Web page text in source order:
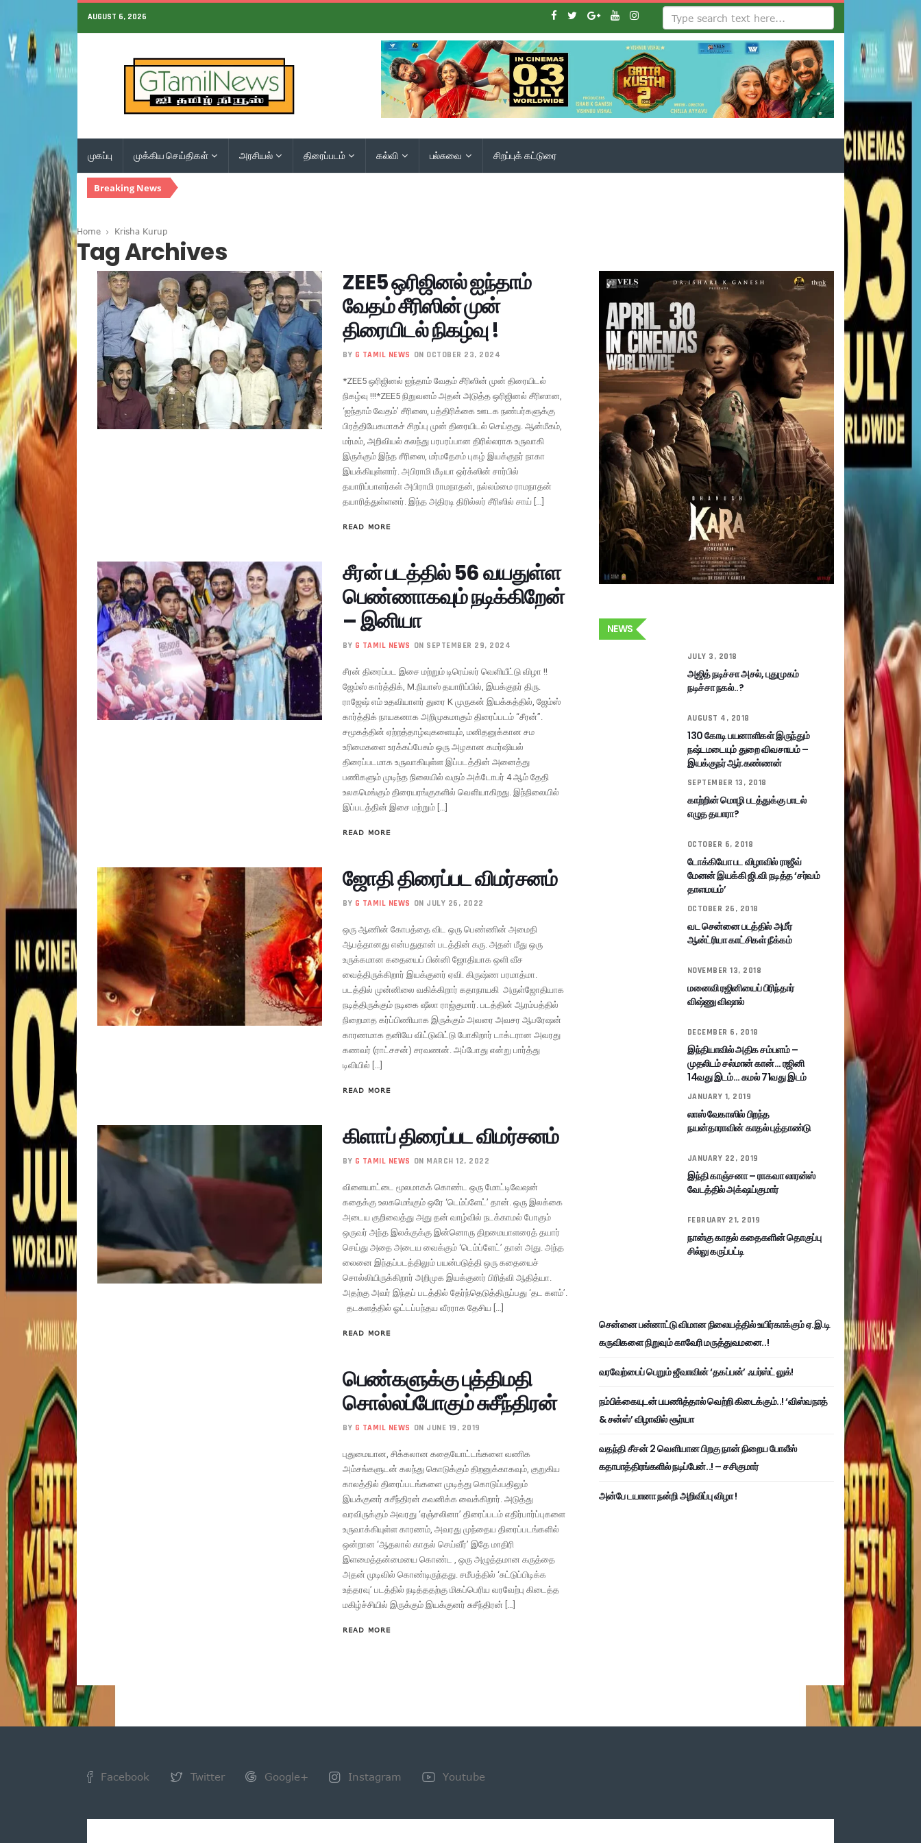
AUGUST 6, 2026
முகப்பு முக்கிய செய்திகள் அரசியல் திரைப்படம் கல்வி பல்சுவை சிறப்புக் கட்டுரை
Breaking News
Home Krisha Kurup
Tag Archives
ZEE5 ஒரிஜினல் ஐந்தாம்
வேதம் சீரிஸின் முன்
திரையிடல் நிகழ்வு !
BY G TAMIL NEWS ON OCTOBER 23, 2024
*ZEE5 ஒரிஜினல் ஐந்தாம் வேதம் சீரிஸின் முன் திரையிடல்
நிகழ்வு !!!*ZEE5 நிறுவனம் அதன் அடுத்த ஒரிஜினல் சீரிஸான,
‘ஐந்தாம் வேதம்’ சீரிஸை, பத்திரிக்கை ஊடக நண்பர்களுக்கு
பிரத்தியேகமாகச் சிறப்பு முன் திரையிடல் செய்தது. ஆன்மீகம்,
மர்மம், அறிவியல் கலந்து பரபரப்பான திரில்லராக உருவாகி
இருக்கும் இந்த சீரிஸை, மர்மதேசம் புகழ் இயக்குநர் நாகா
இயக்கியுள்ளார். அபிராமி மீடியா ஒர்க்ஸின் சார்பில்
தயாரிப்பாளர்கள் அபிராமி ராமநாதன், நல்லம்மை ராமநாதன்
தயாரித்துள்ளனர். இந்த அதிரடி திரில்லர் சீரிஸில் சாய் […]
READ MORE
சீரன் படத்தில் 56 வயதுள்ள
பெண்ணாகவும் நடிக்கிறேன்
– இனியா
BY G TAMIL NEWS ON SEPTEMBER 29, 2024
சீரன் திரைப்பட இசை மற்றும் டிரெய்லர் வெளியீட்டு விழா !!
ஜேம்ஸ் கார்த்திக், M.நியாஸ் தயாரிப்பில், இயக்குநர் திரு.
ராஜேஷ் எம் உதவியாளர் துரை K முருகன் இயக்கத்தில், ஜேம்ஸ்
கார்த்திக் நாயகனாக அறிமுகமாகும் திரைப்படம் “சீரன்”.
சமூகத்தின் ஏற்றத்தாழ்வுகளையும், மனிதனுக்கான சம
உரிமைகளை உரக்கப்பேசும் ஒரு அழகான கமர்ஷியல்
திரைப்படமாக உருவாகியுள்ள இப்படத்தின் அனைத்து
பணிகளும் முடிந்த நிலையில் வரும் அக்டோபர் 4 ஆம் தேதி
உலகமெங்கும் திரையரங்குகளில் வெளியாகிறது. இந்நிலையில்
இப்படத்தின் இசை மற்றும் […]
READ MORE
ஜோதி திரைப்பட விமர்சனம்
BY G TAMIL NEWS ON JULY 26, 2022
ஒரு ஆணின் கோபத்தை விட ஒரு பெண்ணின் அமைதி
ஆபத்தானது என்பதுதான் படத்தின் கரு. அதன் மீது ஒரு
உருக்கமான கதையைப் பின்னி ஜோதியாக ஒளி வீச
வைத்திருக்கிறார் இயக்குனர் ஏவி. கிருஷ்ண பரமாத்மா.
படத்தில் முன்னிலை வகிக்கிறார் கதாநாயகி அருள்ஜோதியாக
நடித்திருக்கும் நடிகை ஷீலா ராஜ்குமார். படத்தின் ஆரம்பத்தில்
நிறைமாத கர்ப்பிணியாக இருக்கும் அவரை அவசர ஆபரேஷன்
காரணமாக தனியே விட்டுவிட்டு போகிறார் டாக்டரான அவரது
கணவர் (ராட்சசன்) சரவணன். அப்போது என்று பார்த்து
டிவியில் […]
READ MORE
கிளாப் திரைப்பட விமர்சனம்
BY G TAMIL NEWS ON MARCH 12, 2022
விளையாட்டை மூலமாகக் கொண்ட ஒரு மோட்டிவேஷன்
கதைக்கு உலகமெங்கும் ஒரே ‘டெம்ப்ளேட்’ தான். ஒரு இலக்கை
அடைய குறிவைத்து அது தன் வாழ்வில் நடக்காமல் போகும்
ஒருவர் அந்த இலக்குக்கு இன்னொரு திறமையாளரைத் தயார்
செய்து அதை அடைய வைக்கும் ‘டெம்ப்ளேட்’ தான் அது. அந்த
லைனை இந்தப்படத்திலும் பயன்படுத்தி ஒரு கதையைச்
சொல்லியிருக்கிறார் அறிமுக இயக்குனர் பிரித்வி ஆதித்யா.
அதற்கு அவர் இந்தப் படத்தில் தேர்ந்தெடுத்திருப்பது ‘தட களம்’.
தடகளத்தில் ஓட்டப்பந்தய வீரராக தேசிய […]
READ MORE
பெண்களுக்கு புத்திமதி
சொல்லப்போகும் சுசீந்திரன்
BY G TAMIL NEWS ON JUNE 19, 2019
புதுமையான, சிக்கலான கதையோட்டங்களை வணிக
அம்சங்களுடன் கலந்து கொடுக்கும் திறனுக்காகவும், குறுகிய
காலத்தில் திரைப்படங்களை முடித்து கொடுப்பதிலும்
இயக்குனர் சுசீந்திரன் கவனிக்க வைக்கிறார். அடுத்து
வரவிருக்கும் அவரது ‘ஏஞ்சலினா’ திரைப்படம் எதிர்பார்ப்புகளை
உருவாக்கியுள்ள காரணம், அவரது முந்தைய திரைப்படங்களில்
ஒன்றான ‘ஆதலால் காதல் செய்வீர்’ இதே மாதிரி
இளமைத்தன்மையை கொண்ட , ஒரு அழுத்தமான கருத்தை
அதன் முடிவில் கொண்டிருந்தது. சமீபத்தில் ‘சுட்டுப்பிடிக்க
உத்தரவு’ படத்தில் நடித்ததற்கு மிகப்பெரிய வரவேற்பு கிடைத்த
மகிழ்ச்சியில் இருக்கும் இயக்குனர் சுசீந்திரன் […]
READ MORE
NEWS
JULY 3, 2018
அஜித் நடிச்சா அசல், புதுமுகம்
நடிச்சா நகல்..?
AUGUST 4, 2018
130 கோடி பயனாளிகள் இருந்தும்
நஷ்டமடையும் துறை விவசாயம் –
இயக்குநர் ஆர்.கண்ணன்
SEPTEMBER 13, 2018
காற்றின் மொழி படத்துக்கு பாடல்
எழுத தயாரா?
OCTOBER 6, 2018
டோக்கியோ பட விழாவில் ராஜீவ்
மேனன் இயக்கி ஜி.வி நடித்த ‘சர்வம்
தாளமயம்’
OCTOBER 26, 2018
வட சென்னை படத்தில் அமீர்
ஆன்ட்ரியா காட்சிகள் நீக்கம்
NOVEMBER 13, 2018
மனைவி ரஜினியைப் பிரிந்தார்
விஷ்ணு விஷால்
DECEMBER 6, 2018
இந்தியாவில் அதிக சம்பளம் –
முதலிடம் சல்மான் கான்… ரஜினி
14வது இடம்… கமல் 71வது இடம்
JANUARY 1, 2019
லாஸ் வேகாஸில் பிறந்த
நயன்தாராவின் காதல் புத்தாண்டு
JANUARY 22, 2019
இந்தி காஞ்சனா – ராகவா லாரன்ஸ்
வேடத்தில் அக்‌ஷய்குமார்
FEBRUARY 21, 2019
நான்கு காதல் கதைகளின் தொகுப்பு
சில்லு கருப்பட்டி
சென்னை பன்னாட்டு விமான நிலையத்தில் உயிர்காக்கும் ஏ.இ.டி
கருவிகளை நிறுவும் காவேரி மருத்துவமனை..!
வரவேற்பைப் பெறும் ஜீவாவின் ‘தகப்பன்’ ஃபர்ஸ்ட் லுக்!
நம்பிக்கையுடன் பயணித்தால் வெற்றி கிடைக்கும்..! ‘விஸ்வநாத்
& சன்ஸ்’ விழாவில் சூர்யா
வதந்தி சீசன் 2 வெளியான பிறகு நான் நிறைய போலீஸ்
கதாபாத்திரங்களில் நடிப்பேன்..! – சசிகுமார்
அன்பே டயானா நன்றி அறிவிப்பு விழா !
Facebook Twitter Google+ Instagram Youtube